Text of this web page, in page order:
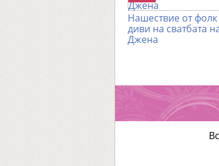
Нашествие от фолк
диви на сватбата
Джена